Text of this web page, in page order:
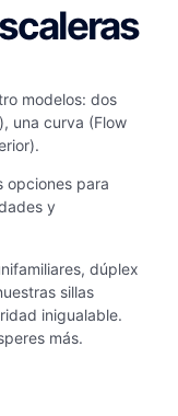
modelos: dos
una curva (Flow
opciones para
y
dúplex
sillas
inigualable.
más.